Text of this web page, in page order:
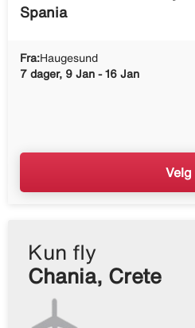
Spania
Fra:Haugesund
7 dager, 9 Jan - 16 Jan
Velg
Kun fly
Chania, Crete